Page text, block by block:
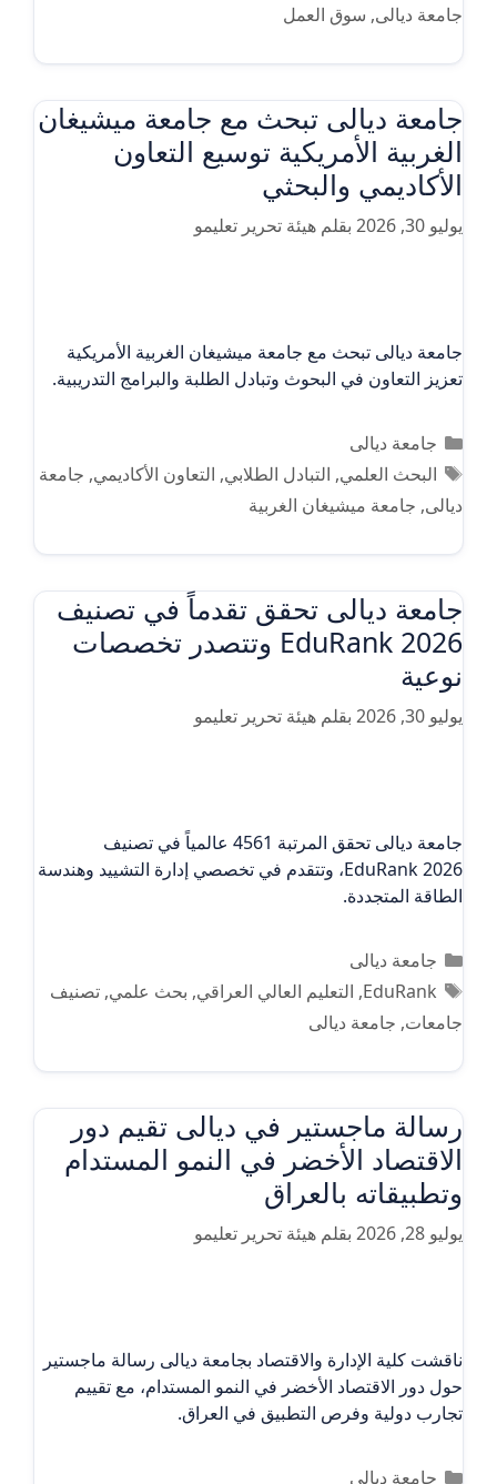
جامعة ديالى, سوق العمل
جامعة ديالى تبحث مع جامعة ميشيغان
الغربية الأمريكية توسيع التعاون
الأكاديمي والبحثي
يوليو 30, 2026 بقلم هيئة تحرير تعليمو
جامعة ديالى تبحث مع جامعة ميشيغان الغربية الأمريكية
تعزيز التعاون في البحوث وتبادل الطلبة والبرامج التدريبية.
التصنيفات
جامعة ديالى
الوسوم
البحث العلمي, التبادل الطلابي, التعاون الأكاديمي, جامعة
ديالى, جامعة ميشيغان الغربية
جامعة ديالى تحقق تقدماً في تصنيف
EduRank 2026 وتتصدر تخصصات
نوعية
يوليو 30, 2026 بقلم هيئة تحرير تعليمو
جامعة ديالى تحقق المرتبة 4561 عالمياً في تصنيف
EduRank 2026، وتتقدم في تخصصي إدارة التشييد وهندسة
الطاقة المتجددة.
التصنيفات
جامعة ديالى
الوسوم
EduRank
, التعليم العالي العراقي, بحث علمي, تصنيف
جامعات, جامعة ديالى
رسالة ماجستير في ديالى تقيم دور
الاقتصاد الأخضر في النمو المستدام
وتطبيقاته بالعراق
يوليو 28, 2026 بقلم هيئة تحرير تعليمو
ناقشت كلية الإدارة والاقتصاد بجامعة ديالى رسالة ماجستير
حول دور الاقتصاد الأخضر في النمو المستدام، مع تقييم
تجارب دولية وفرص التطبيق في العراق.
التصنيفات
جامعة ديالى